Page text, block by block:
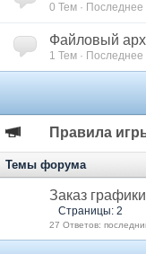
0 Тем ·
Файловый
1 Тем ·
Правила
Темы форума
Заказ графики
Страницы: 2
27 Ответов: